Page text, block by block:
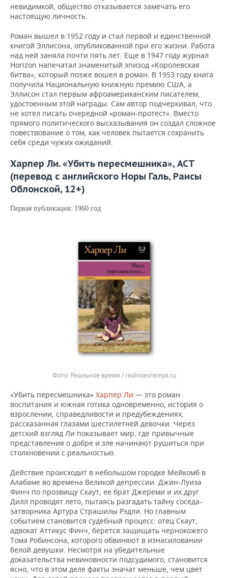
невидимкой, общество отказывается замечать его
настоящую личность.
Роман вышел в 1952 году и стал первой и единственной
книгой Эллисона, опубликованной при его жизни. Работа
над ней заняла почти пять лет. Еще в 1947 году журнал
Horizon напечатал знаменитый эпизод «Королевская
битва», который позже вошел в роман. В 1953 году книга
получила Национальную книжную премию США, а
Эллисон стал первым афроамериканским писателем,
удостоенным этой награды. Сам автор подчеркивал, что
не хотел писать очередной «роман-протест». Вместо
прямого политического высказывания он создал сложное
повествование о том, как человек пытается сохранить
себя среди чужих ожиданий.
Харпер Ли. «Убить пересмешника», АСТ
(перевод с английского Норы Галь, Раисы
Облонской, 12+)
Первая публикация: 1960 год
Реальное время / realnoevremya.ru
«Убить пересмешника» Харпер Ли — это роман
воспитания и южная готика одновременно, история о
взрослении, справедливости и предубеждениях,
рассказанная глазами шестилетней девочки. Через
детский взгляд Ли показывает мир, где привычные
представления о добре и зле начинают рушиться при
столкновении с реальностью.
Действие происходит в небольшом городке Мейкомб в
Алабаме во времена Великой депрессии. Джин-Луиза
Финч по прозвищу Скаут, ее брат Джереми и их друг
Дилл проводят лето, пытаясь разгадать тайну соседа-
затворника Артура Страшилы Рэдли. Но главным
событием становится судебный процесс: отец Скаут,
адвокат Аттикус Финч, берется защищать чернокожего
Тома Робинсона, которого обвиняют в изнасиловании
белой девушки. Несмотря на убедительные
доказательства невиновности подсудимого, становится
ясно, что в этом деле факты значат меньше, чем цвет